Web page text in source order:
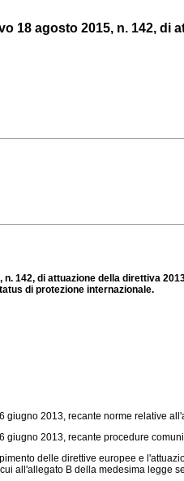
agosto 2015, n. 142, di
142, di attuazione della direttiva
di protezione internazionale.
2013, recante norme relative
2013, recante procedure
delle direttive europee e
all'allegato B della medesima legge